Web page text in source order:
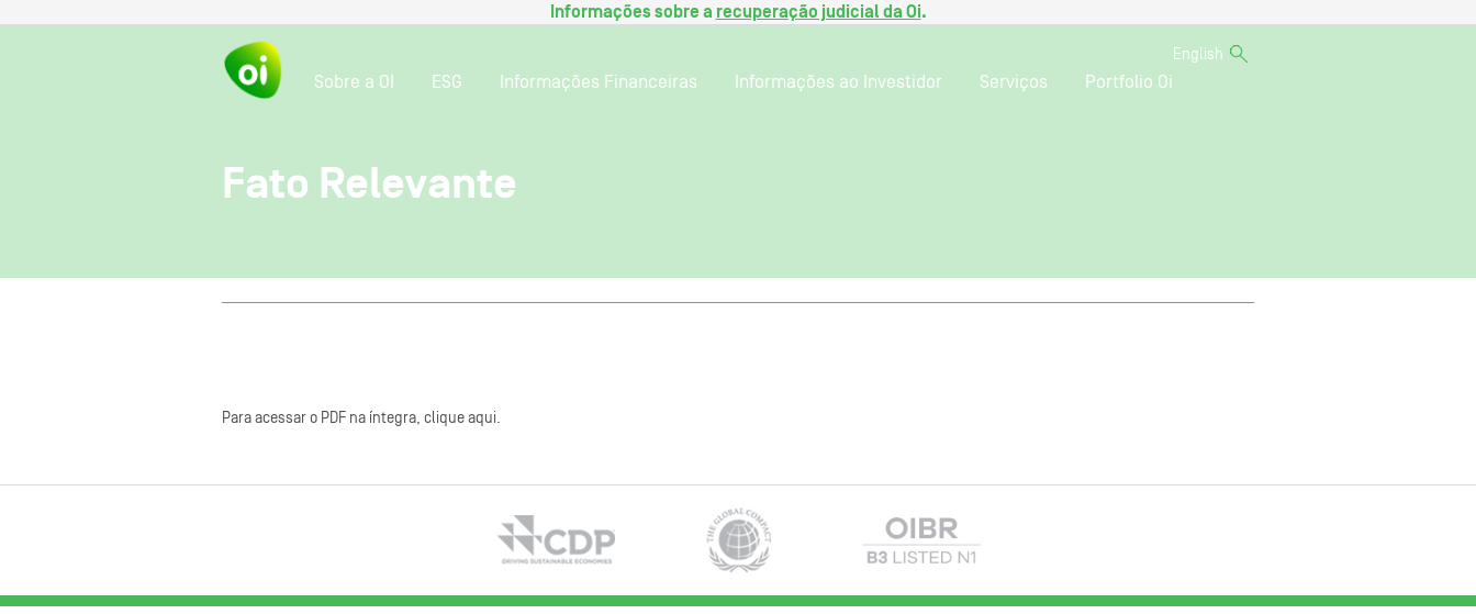
Informações sobre a recuperação judicial da Oi.
English
Sobre a OI ESG Informações Financeiras Informações ao Investidor Serviços Portfolio Oi
Fato Relevante
Para acessar o PDF na íntegra, clique aqui.